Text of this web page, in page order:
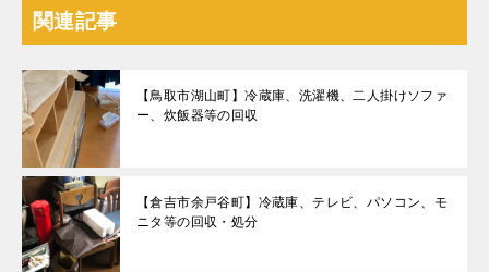
関連記事
【鳥取市湖山町】冷蔵庫、洗濯機、二人掛けソファ
ー、炊飯器等の回収
【倉吉市余戸谷町】冷蔵庫、テレビ、パソコン、モ
ニタ等の回収・処分